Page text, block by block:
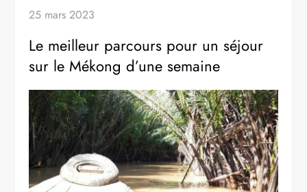
25 mars 2023
Le meilleur parcours pour un séjour
sur le Mékong d’une semaine